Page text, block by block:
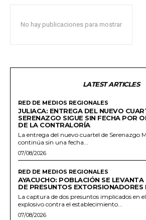
No hay publicaciones para mostrar
LATEST ARTICLES
RED DE MEDIOS REGIONALES
JULIACA: ENTREGA DEL NUEVO
SERENAZGO SIGUE SIN FECHA POR
DE LA CONTRALORÍA
La entrega del nuevo cuartel de Serenazgo
continúa sin una fecha...
07/08/2026
RED DE MEDIOS REGIONALES
AYACUCHO: POBLACIÓN SE
DE PRESUNTOS EXTORSIONADORES
La captura de dos presuntos implicados en
explosivo contra el establecimiento...
07/08/2026